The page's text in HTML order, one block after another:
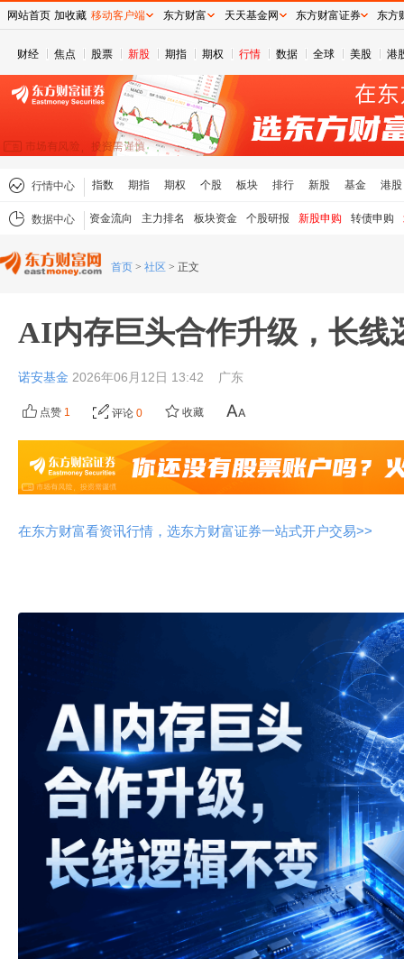
财经 焦点 股票 新股 期指 期权 行情 数据 全球 美股 港
行情中心 指数 期指 期权 个股 板块 排行 新股 基金 港股
数据中心 资金流向 主力排名 板块资金 个股研报 新股申购 转债申购
首页 > 社区 > 正文
AI内存巨头合作升级，长线
诺安基金 2026年06月12日 13:42 广东
点赞 1 评论 0 收藏
在东方财富看资讯行情，选东方财富证券一站式开户交易>>
网站首页 加收藏 移动客户端 东方财富 天天基金网 东方财富证券 东方